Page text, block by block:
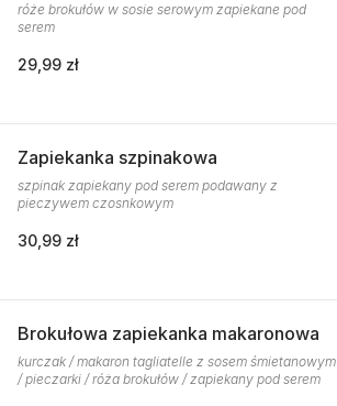
róże brokułów w sosie serowym zapiekane pod
serem
29,99 zł
Zapiekanka szpinakowa
szpinak zapiekany pod serem podawany z
pieczywem czosnkowym
30,99 zł
Brokułowa zapiekanka makaronowa
kurczak / makaron tagliatelle z sosem śmietanowym
/ pieczarki / róża brokułów / zapiekany pod serem